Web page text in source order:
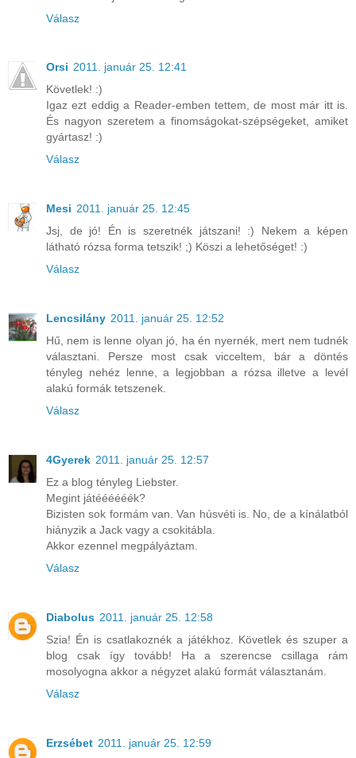
Válasz
Orsi 2011. január 25. 12:41
Követlek! :)
Igaz ezt eddig a Reader-emben tettem, de most már itt is.
És nagyon szeretem a finomságokat-szépségeket, amiket
gyártasz! :)
Válasz
Mesi 2011. január 25. 12:45
Jsj, de jó! Én is szeretnék játszani! :) Nekem a képen
látható rózsa forma tetszik! ;) Köszi a lehetőséget! :)
Válasz
Lencsilány 2011. január 25. 12:52
Hű, nem is lenne olyan jó, ha én nyernék, mert nem tudnék
választani. Persze most csak vicceltem, bár a döntés
tényleg nehéz lenne, a legjobban a rózsa illetve a levél
alakú formák tetszenek.
Válasz
4Gyerek 2011. január 25. 12:57
Ez a blog tényleg Liebster.
Megint játéééééék?
Bizisten sok formám van. Van húsvéti is. No, de a kínálatból
hiányzik a Jack vagy a csokitábla.
Akkor ezennel megpályáztam.
Válasz
Diabolus 2011. január 25. 12:58
Szia! Én is csatlakoznék a játékhoz. Követlek és szuper a
blog csak így tovább! Ha a szerencse csillaga rám
mosolyogna akkor a négyzet alakú formát választanám.
Válasz
Erzsébet 2011. január 25. 12:59